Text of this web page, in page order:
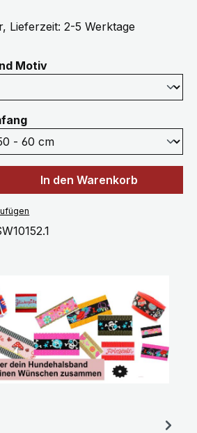
Lieferzeit: 2-5 Werktage
Motivauswählen
auswählen
Gib den
In den Warenkorb